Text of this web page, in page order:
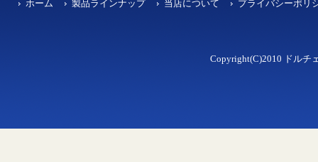
ホーム 製品ラインナップ 当店について プライバシーポリ
Copyright(C)2010 ドルチ